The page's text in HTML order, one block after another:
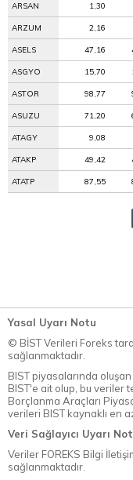
ARSAN 1,30
ARZUM 2,16
ASELS 47,16
ASGYO 15,70
ASTOR 98,77
ASUZU 71,20
ATAGY 9,08
ATAKP 49,42
ATATP 87,55
Yasal Uyarı Notu
© BİST Verileri Foreks
sağlanmaktadır.
BIST piyasalarında
BIST'e ait olup, bu veriler
Borçlanma Araçları
verileri BIST kaynaklı en
Veri Sağlayıcı Uyarı
Veriler FOREKS Bilgi
sağlanmaktadır.